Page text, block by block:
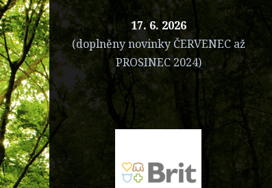
17. 6. 2026
(doplněny novinky ČERVENEC až
PROSINEC 2024)